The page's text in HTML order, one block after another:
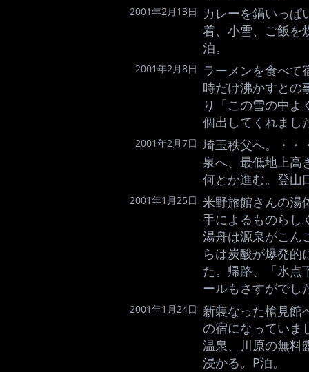
2001年2月13日
カレーを鍋いっぱ
着、小雪、ご飯を
泊。
2001年2月8日
ラーメンを食べて
時だけ沸かすとの
り「この雪の中
個出してくれまし
2001年2月7日 埼玉秩父へ。・・
泉へ、最低地上高
何とか進む。登山
2001年1月25日 米野旅館さんの湯
手によるものらし
湯舟は源泉がこん
らは炭酸が爆発的
た。帰路、「氷点
ールもさすがでし
2001年1月24日 新装なった槍見館
の宿になっていま
温泉、川原の無料
浸かる。P泊。